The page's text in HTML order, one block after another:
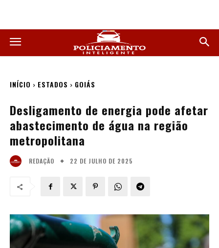
INÍCIO ESTADOS GOIÁS
Desligamento de energia pode afetar
abastecimento de água na região
metropolitana
REDAÇÃO 22 DE JULHO DE 2025